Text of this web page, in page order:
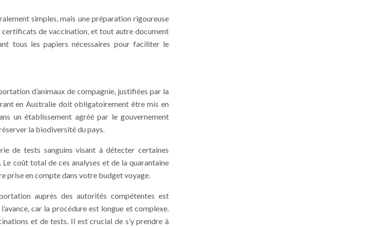
simples, mais une préparation rigoureuse
certificats de vaccination, et tout autre document
tous les papiers nécessaires pour faciliter le
d’animaux de compagnie, justifiées par la
en Australie doit obligatoirement être mis en
un établissement agréé par le gouvernement
la biodiversité du pays.
de tests sanguins visant à détecter certaines
coût total de ces analyses et de la quarantaine
prise en compte dans votre budget voyage.
auprès des autorités compétentes est
car la procédure est longue et complexe.
et de tests. Il est crucial de s’y prendre à